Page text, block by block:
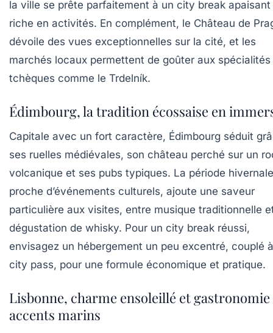
la ville se prête parfaitement à un city break apaisant
riche en activités. En complément, le Château de
dévoile des vues exceptionnelles sur la cité, et les
marchés locaux permettent de goûter aux spécialités
tchèques comme le Trdelník.
Édimbourg, la tradition écossaise en
Capitale avec un fort caractère, Édimbourg séduit
ses ruelles médiévales, son château perché sur un
volcanique et ses pubs typiques. La période
proche d’événements culturels, ajoute une saveur
particulière aux visites, entre musique traditionnelle
dégustation de whisky. Pour un city break réussi,
envisagez un hébergement un peu excentré, couplé
city pass, pour une formule économique et pratique.
Lisbonne, charme ensoleillé et gastronomie
accents marins